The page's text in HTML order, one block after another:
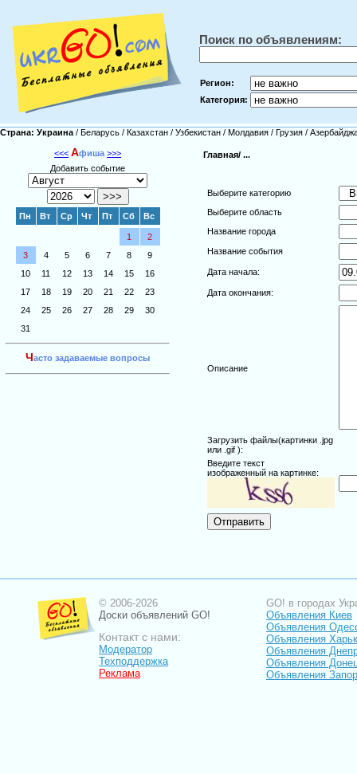
Поиск по объявлениям:
Регион:
Категория:
Страна: Украина / Беларусь / Казахстан / Узбекистан / Молдавия / Грузия /
<<< Афиша >>>
Добавить событие
Пн Вт Ср Чт Пт Сб Вс
1
2
3
4 5 6 7 8
9
10
11 12 13 14 15
16
17
18 19 20 21 22
23
24
25 26 27 28 29
30
31
Часто задаваемые вопросы
Главная/ ...
Выберите категорию
Выберите область
Название города
Название события
Дата начала:
Дата окончания:
Описание
Загрузить файлы(картинки .jpg
или .gif ):
Введите текст
изображенный на картинке:
© 2006-2026
Доски объявлений GO!
Контакт с нами:
Модератор
Техподдержка
Реклама
GO! в городах
Объявления Киев
Объявления
Объявления
Объявления
Объявления
Объявления